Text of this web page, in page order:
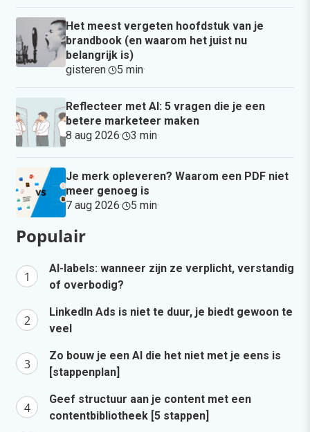
Het meest vergeten hoofdstuk van je
brandbook (en waarom het juist nu
belangrijk is)
gisteren· 5 min·
Reflecteer met AI: 5 vragen die je een
betere marketeer maken
8 aug 2026· 3 min·
Je merk opleveren? Waarom een PDF niet
meer genoeg is
7 aug 2026· 5 min·
Populair
AI-labels: wanneer zijn ze verplicht, verstandig
of overbodig?
LinkedIn Ads is niet te duur, je biedt gewoon te
veel
Zo bouw je een AI die het niet met je eens is
[stappenplan]
Geef structuur aan je content met een
contentbibliotheek [5 stappen]